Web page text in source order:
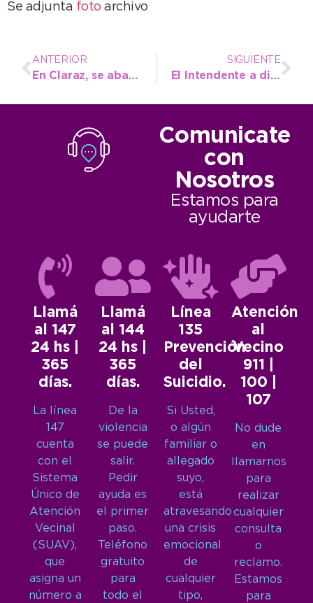
Se adjunta foto archivo
ANTERIOR
En Claraz, se abastecerá el regador con un tanque cisterna de 20.000 litros
SIGUIENTE
El Intendente a disposición del vóley local para la campaña en vistas a la Liga Federal
Comunicate
con
Nosotros
Estamos para
ayudarte
Llamá
al 147
24 hs |
365
días.
La línea
147
cuenta
con el
Sistema
Único de
Atención
Vecinal
(SUAV),
que
asigna un
número a
Llamá
al 144
24 hs |
365
días.
De la
violencia
se puede
salir.
Pedir
ayuda es
el primer
paso.
Teléfono
gratuito
para
todo el
Línea
135
Prevención
del
Suicidio.
Si Usted,
o algún
familiar o
allegado
suyo,
está
atravesando
una crisis
emocional
de
cualquier
tipo,
Atención
al
Vecino
911 |
100 |
107
No dude
en
llamarnos
para
realizar
cualquier
consulta
o
reclamo.
Estamos
para